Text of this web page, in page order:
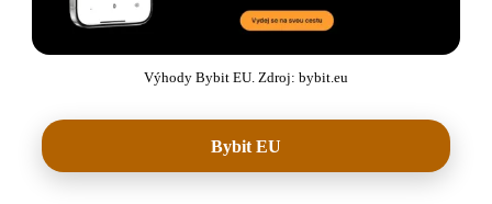
Výhody Bybit EU. Zdroj: bybit.eu
Bybit EU